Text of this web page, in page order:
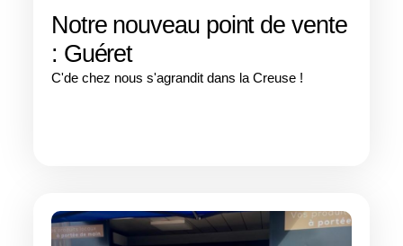
Notre nouveau point de vente
: Guéret
C'de chez nous s'agrandit dans la Creuse !